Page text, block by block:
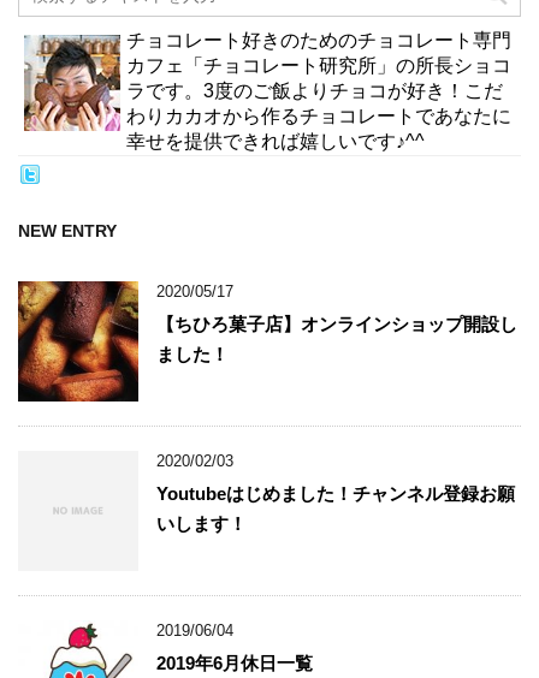
チョコレート好きのためのチョコレート専門
カフェ「チョコレート研究所」の所長ショコ
ラです。3度のご飯よりチョコが好き！こだ
わりカカオから作るチョコレートであなたに
幸せを提供できれば嬉しいです♪^^
NEW ENTRY
2020/05/17
【ちひろ菓子店】オンラインショップ開設し
ました！
2020/02/03
Youtubeはじめました！チャンネル登録お願
いします！
2019/06/04
2019年6月休日一覧